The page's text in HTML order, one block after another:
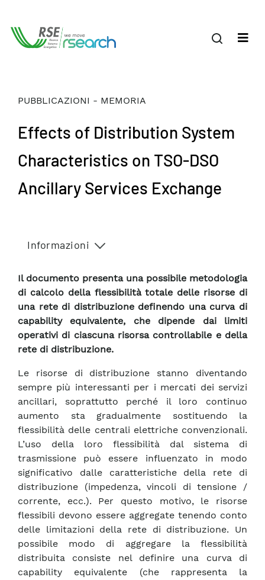
PUBBLICAZIONI - MEMORIA
Effects of Distribution System
Characteristics on TSO-DSO
Ancillary Services Exchange
Informazioni
Il documento presenta una possibile metodologia
di calcolo della flessibilità totale delle risorse di
una rete di distribuzione definendo una curva di
capability equivalente, che dipende dai limiti
operativi di ciascuna risorsa controllabile e della
rete di distribuzione.
Le risorse di distribuzione stanno diventando
sempre più interessanti per i mercati dei servizi
ancillari, soprattutto perché il loro continuo
aumento sta gradualmente sostituendo la
flessibilità delle centrali elettriche convenzionali.
L’uso della loro flessibilità dal sistema di
trasmissione può essere influenzato in modo
significativo dalle caratteristiche della rete di
distribuzione (impedenza, vincoli di tensione /
corrente, ecc.). Per questo motivo, le risorse
flessibili devono essere aggregate tenendo conto
delle limitazioni della rete di distribuzione. Un
possibile modo di aggregare la flessibilità
distribuita consiste nel definire una curva di
capability equivalente (che rappresenta la